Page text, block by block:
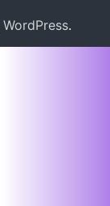
WordPress.